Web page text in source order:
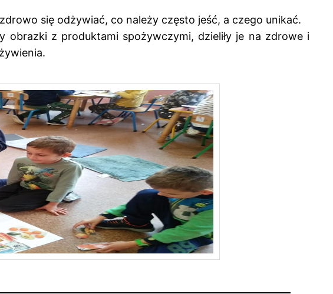
się odżywiać, co należy często jeść, a czego unikać.
obrazki z produktami spożywczymi, dzieliły je na zdrowe i